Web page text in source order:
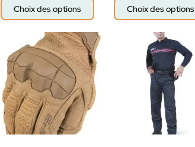
Choix des options Choix des options